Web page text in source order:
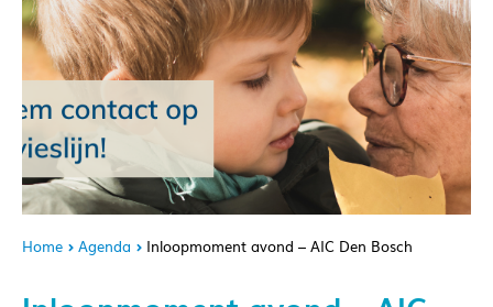
Home Agenda Inloopmoment avond – AIC Den Bosch